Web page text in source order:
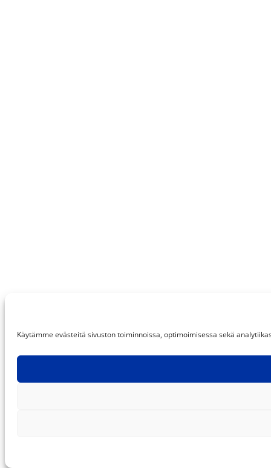
Käytämme evästeitä sivuston toiminnoissa, optimoimisessa sekä